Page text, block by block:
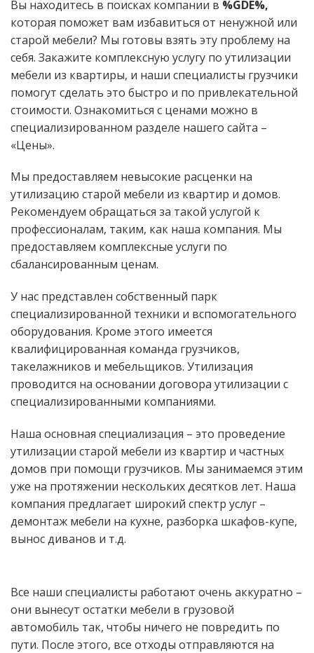
Вы находитесь в поисках компании в %GDE%,
которая поможет вам избавиться от ненужной или
старой мебели? Мы готовы взять эту проблему на
себя. Закажите комплексную услугу по утилизации
мебели из квартиры, и наши специалисты грузчики
помогут сделать это быстро и по привлекательной
стоимости. Ознакомиться с ценами можно в
специализированном разделе нашего сайта –
«Цены».
Мы предоставляем невысокие расценки на
утилизацию старой мебели из квартир и домов.
Рекомендуем обращаться за такой услугой к
профессионалам, таким, как наша компания. Мы
предоставляем комплексные услуги по
сбалансированным ценам.
У нас представлен собственный парк
специализированной техники и вспомогательного
оборудования. Кроме этого имеется
квалифицированная команда грузчиков,
такелажников и мебельщиков. Утилизация
проводится на основании договора утилизации с
специализированными компаниями.
Наша основная специализация – это проведение
утилизации старой мебели из квартир и частных
домов при помощи грузчиков. Мы занимаемся этим
уже на протяжении нескольких десятков лет. Наша
компания предлагает широкий спектр услуг –
демонтаж мебели на кухне, разборка шкафов-купе,
вынос диванов и т.д.
Все наши специалисты работают очень аккуратно –
они вынесут остатки мебели в грузовой
автомобиль так, чтобы ничего не повредить по
пути. После этого, все отходы отправляются на